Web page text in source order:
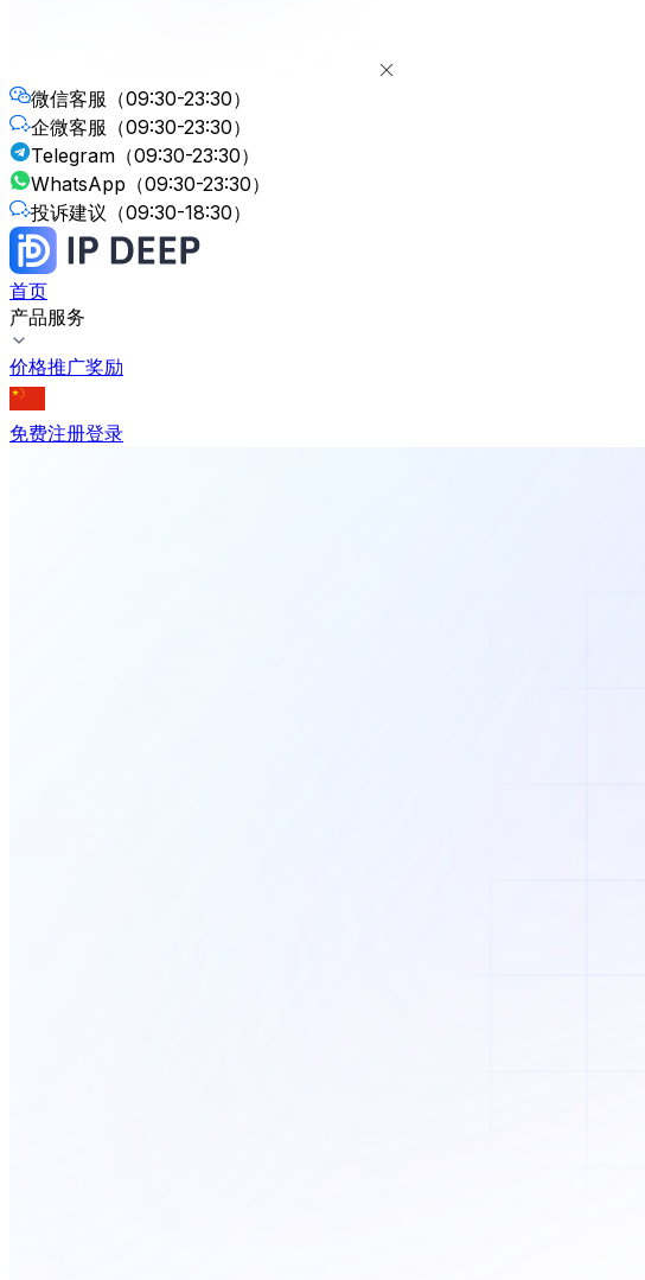
微信客服 （09:30-23:30）
企微客服 （09:30-23:30）
Telegram （09:30-23:30）
WhatsApp （09:30-23:30）
投诉建议 （09:30-18:30）
首页
产品服务
价格推广奖励
免费注册登录